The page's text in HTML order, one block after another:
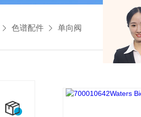
色谱配件 单向阀